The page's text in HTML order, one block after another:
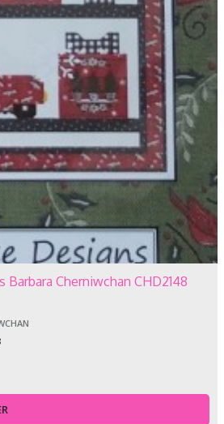
Cherniwchan CHD2148